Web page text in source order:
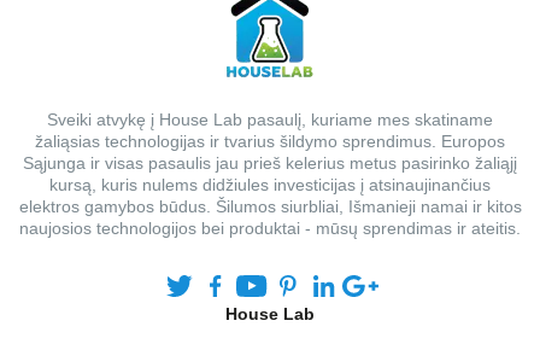
Sveiki atvykę į House Lab pasaulį, kuriame mes skatiname
žaliąsias technologijas ir tvarius šildymo sprendimus. Europos
Sąjunga ir visas pasaulis jau prieš kelerius metus pasirinko žaliąjį
kursą, kuris nulems didžiules investicijas į atsinaujinančius
elektros gamybos būdus. Šilumos siurbliai, Išmanieji namai ir kitos
naujosios technologijos bei produktai - mūsų sprendimas ir ateitis.
House Lab